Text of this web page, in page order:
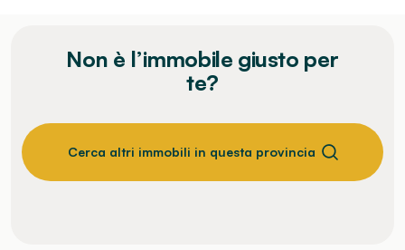
Non è l’immobile giusto per
te?
Cerca altri immobili in questa provincia